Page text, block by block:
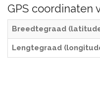
GPS coordinaten
Breedtegraad
Lengtegraad